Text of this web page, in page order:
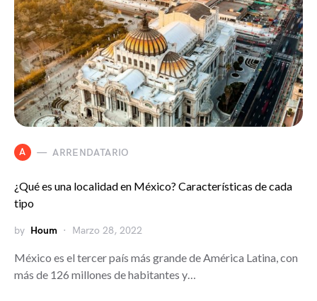
A ARRENDATARIO
¿Qué es una localidad en México? Características de cada
tipo
by Houm Marzo 28, 2022
México es el tercer país más grande de América Latina, con
más de 126 millones de habitantes y…